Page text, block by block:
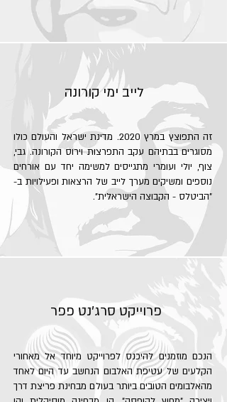
לייב ימי קורונה
זה התפוצץ במרץ 2020. מדינת ישראל והעולם כולו
מסוגרים בבתיהם עקב התפרצות וירוס הקורונה. גבי,
צוף, יולי ועומרי מתגייסים למשימה יחד עם אורחים
נוספים ומשיקים מערך לייב של הרצאות ופעילויות ב-
"הביטלס - הקבוצה הישראלית".
פרוייקט סרג'נט פפר
הנכם מוזמנים להיכנס לפרוייקט מיוחדאל מאחורי
הקלעים של עטיפת האלבום הנחשב עד היום לאחד
מהאלבומים הטובים ביותר בעולם מבחינת פריצת דרך